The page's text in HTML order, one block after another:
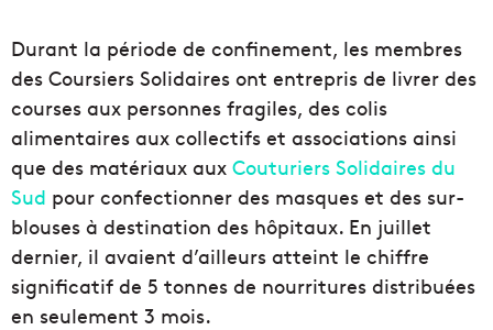
Durant la période de confinement, les membres
des Coursiers Solidaires ont entrepris de livrer des
courses aux personnes fragiles, des colis
alimentaires aux collectifs et associations ainsi
que des matériaux aux Couturiers Solidaires du
Sud pour confectionner des masques et des sur-
blouses à destination des hôpitaux. En juillet
dernier, il avaient d’ailleurs atteint le chiffre
significatif de 5 tonnes de nourritures distribuées
en seulement 3 mois.